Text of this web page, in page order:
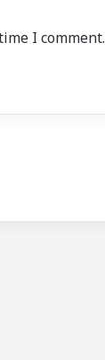
I comment.